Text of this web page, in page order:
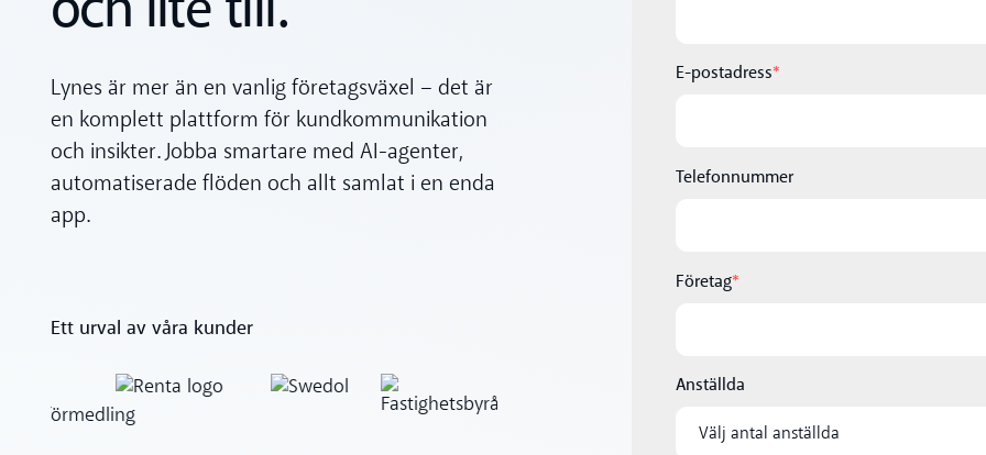
Lynes är mer än en vanlig företagsväxel – det är
en komplett plattform för kundkommunikation
och insikter. Jobba smartare med AI-agenter,
automatiserade flöden och allt samlat i en enda
app.
Ett urval av våra kunder
E-postadress*
Telefonnummer
Företag*
Anställda